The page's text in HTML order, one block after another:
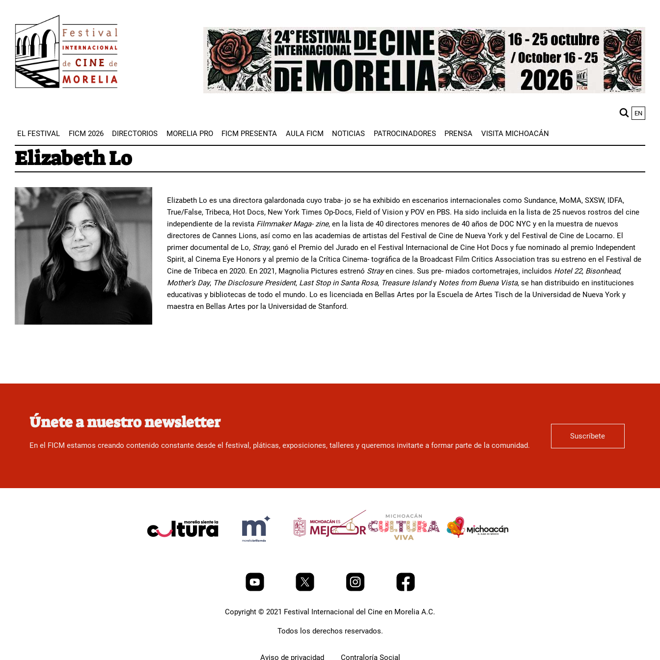
contenido
principal
Image
EN
EL FESTIVAL FICM 2026 DIRECTORIOS MORELIA PRO FICM PRESENTA AULA FICM NOTICIAS PATROCINADORES PRENSA VISITA MICHOACÁN
Elizabeth Lo
Elizabeth Lo es una directora galardonada cuyo traba- jo se ha exhibido en escenarios internacionales como Sundance, MoMA, SXSW, IDFA,
True/False, Tribeca, Hot Docs, New York Times Op-Docs, Field of Vision y POV en PBS. Ha sido incluida en la lista de 25 nuevos rostros del cine
independiente de la revista Filmmaker Maga-zine, en la lista de 40 directores menores de 40 años de DOC NYC y en la muestra de nuevos
directores de Cannes Lions, así como en las academias de artistas del Festival de Cine de Nueva York y del Festival de Cine de Locarno. El
primer documental de Lo, Stray, ganó el Premio del Jurado en el Festival Internacional de Cine Hot Docs y fue nominado al premio Independent
Spirit, al Cinema Eye Honors y al premio de la Crítica Cinema- tográfica de la Broadcast Film Critics Association tras su estreno en el Festival de
Cine de Tribeca en 2020. En 2021, Magnolia Pictures estrenó Strayen cines. Sus pre- miados cortometrajes, incluidos Hotel 22, Bisonhead,
Mother’s Day, The Disclosure President, Last Stop in Santa Rosa, Treasure Islandy Notes from Buena Vista, se han distribuido en instituciones
educativas y bibliotecas de todo el mundo. Lo es licenciada en Bellas Artes por la Escuela de Artes Tisch de la Universidad de Nueva York y
maestra en Bellas Artes por la Universidad de Stanford.
Únete a nuestro newsletter
En el FICM estamos creando contenido constante desde el festival, pláticas, exposiciones, talleres y queremos invitarte a formar parte de la comunidad.
Suscríbete
Copyright © 2021 Festival Internacional del Cine en Morelia A.C.
Todos los derechos reservados.
Aviso de privacidad Contraloría Social